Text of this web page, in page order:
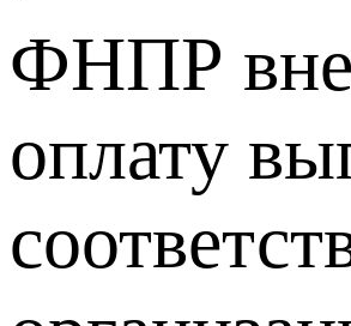
ФНПР
оплату